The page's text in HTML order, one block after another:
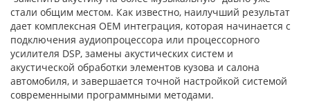
стали общим местом. Как известно, наилучший результат
дает комплексная ОЕМ интеграция, которая начинается с
подключения аудиопроцессора или процессорного
усилителя DSP, замены акустических систем и
акустической обработки элементов кузова и салона
автомобиля, и завершается точной настройкой системой
современными программными методами.